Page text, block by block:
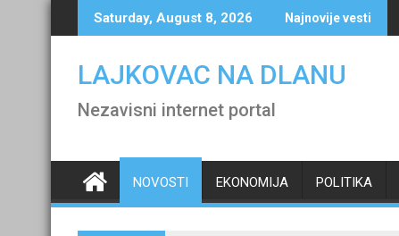
to
Saturday, August 8, 2026 Najnovije vesti
LAJKOVAC NA DLANU
Nezavisni internet portal
NOVOSTI EKONOMIJA POLITIKA